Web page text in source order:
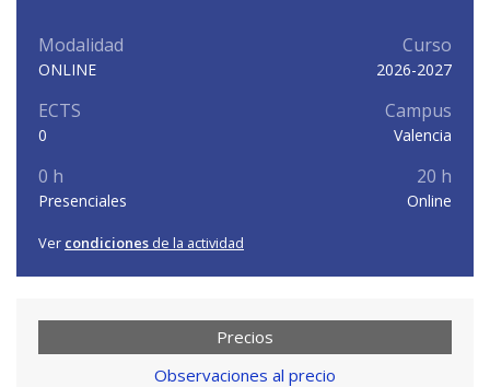
Modalidad
ONLINE
Curso
2026-2027
ECTS
0
Campus
Valencia
0 h
Presenciales
20 h
Online
Ver condiciones de la actividad
Precios
Observaciones al precio